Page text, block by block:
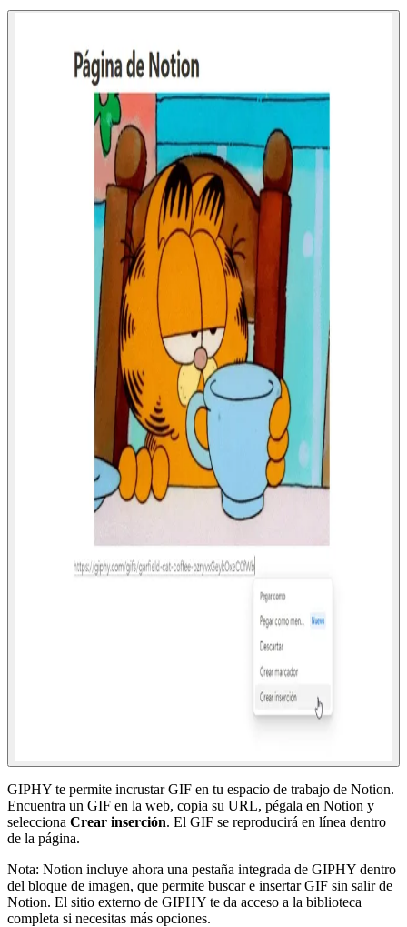
GIPHY te permite incrustar GIF en tu espacio de trabajo de Notion.
Encuentra un GIF en la web, copia su URL, pégala en Notion y
selecciona Crear inserción. El GIF se reproducirá en línea dentro
de la página.
Nota: Notion incluye ahora una pestaña integrada de GIPHY dentro
del bloque de imagen, que permite buscar e insertar GIF sin salir de
Notion. El sitio externo de GIPHY te da acceso a la biblioteca
completa si necesitas más opciones.